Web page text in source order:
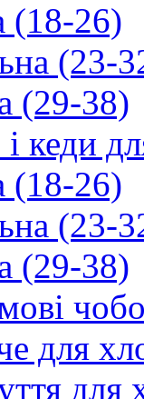
(18-26)
(23-
(29-38)
кеди
(18-26)
(23-
(29-38)
для
для